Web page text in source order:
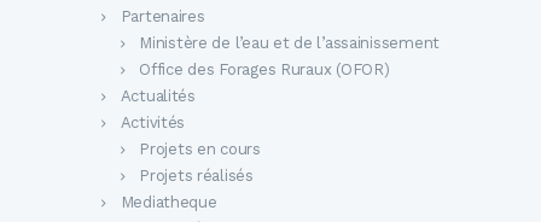
Partenaires
Ministère de l’eau et de l’assainissement
Office des Forages Ruraux (OFOR)
Actualités
Activités
Projets en cours
Projets réalisés
Mediatheque